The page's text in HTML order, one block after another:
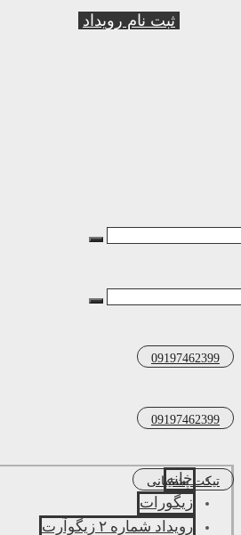
ثبت نام رویداد
09197462399
09197462399
تیکت پشتیبانی
خانه
زیگورات
رویداد شماره ۲ زیگوآرت